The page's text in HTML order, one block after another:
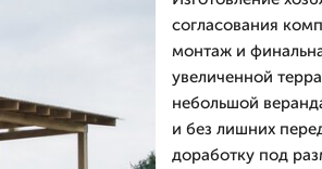
согласования
монтаж и
увеличенной
небольшой
и без лишних
доработку под